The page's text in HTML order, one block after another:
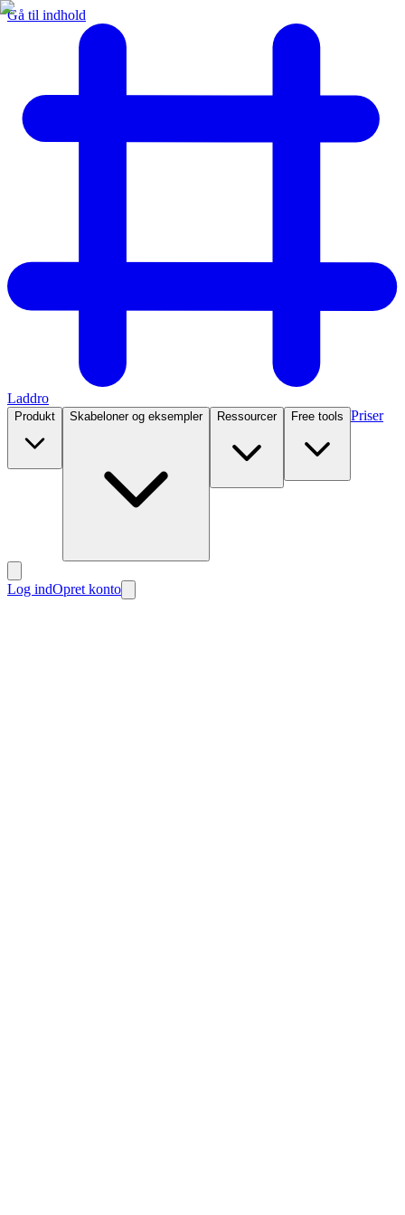
Gå til indhold
Laddro
Produkt Skabeloner og eksempler Ressourcer Free tools Priser
Log indOpret konto